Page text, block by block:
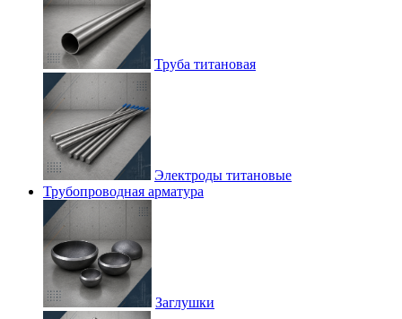
Труба титановая
Электроды титановые
Трубопроводная арматура
Заглушки